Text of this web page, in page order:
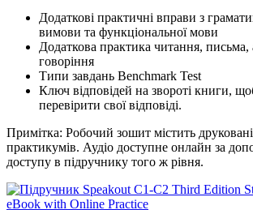
Додаткові практичні вправи з
вимови та функціональної мови
Додаткова практика читання, письма,
говоріння
Типи завдань Benchmark Test
Ключ відповідей на звороті книги,
перевірити свої відповіді.
Примітка: Робочий зошит містить
практикумів. Аудіо доступне онлайн за
доступу в підручнику того ж рівня.